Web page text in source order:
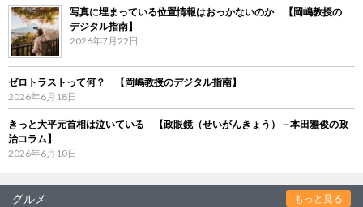
写真に埋まっている位置情報はおっかないのか 【岡嶋教授の
デジタル指南】
2026年7月22日
ゼロトラストって何？ 【岡嶋教授のデジタル指南】
2026年6月18日
きっと大平元首相は泣いている 【政眼鏡（せいがんきょう）－本田雅俊の政
治コラム】
2026年6月10日
グルメ もっと見る